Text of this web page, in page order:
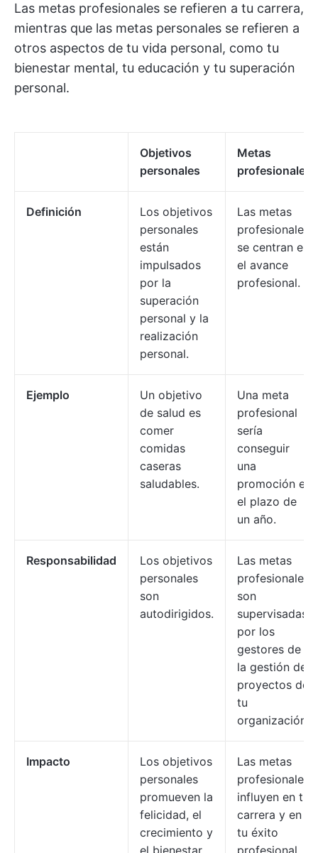
Las metas profesionales se refieren a tu carrera,
mientras que las metas personales se refieren a
otros aspectos de tu vida personal, como tu
bienestar mental, tu educación y tu superación
personal.
Objetivos
personales
Metas
profesionales
Definición
Los objetivos
personales
están
impulsados
por la
superación
personal y la
realización
personal.
Las metas
profesionales
se centran en
el avance
profesional.
Ejemplo
Un objetivo
de salud es
comer
comidas
caseras
saludables.
Una meta
profesional
sería
conseguir
una
promoción en
el plazo de
un año.
Responsabilidad
Los objetivos
personales
son
autodirigidos.
Las metas
profesionales
son
supervisadas
por los
gestores de
la gestión de
proyectos de
tu
organización.
Impacto
Los objetivos
personales
promueven la
felicidad, el
crecimiento y
el bienestar
Las metas
profesionales
influyen en tu
carrera y en
tu éxito
profesional.